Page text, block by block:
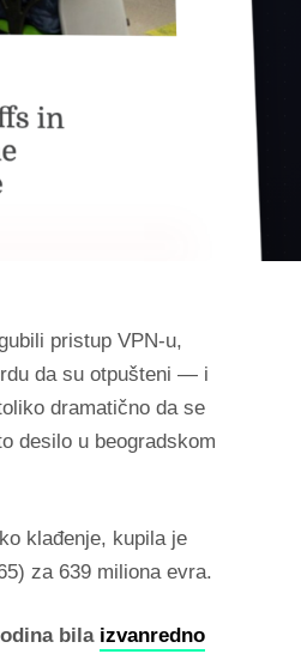
pristup VPN-u,
da su otpušteni — i
dramatično da se
desilo u beogradskom
klađenje, kupila je
za 639 miliona evra.
bila izvanredno